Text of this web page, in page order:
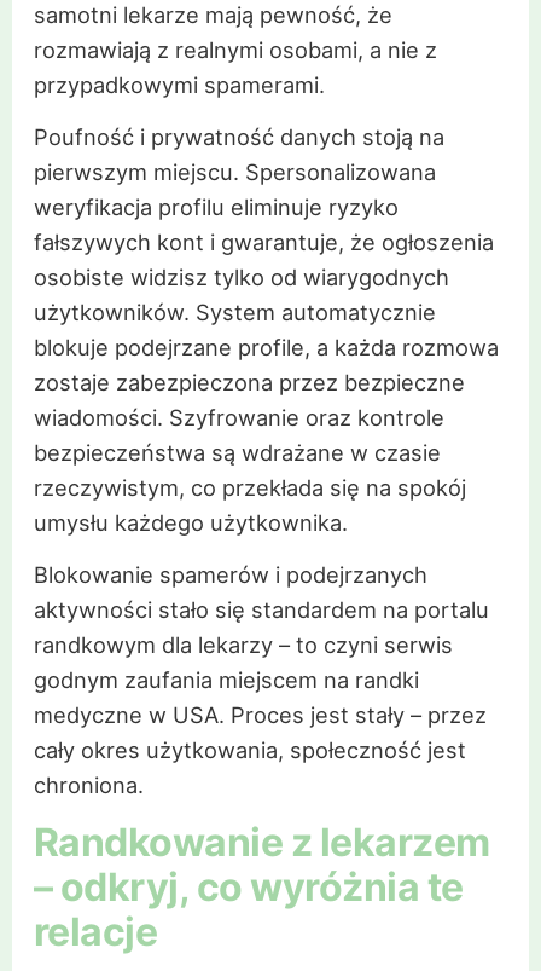
samotni lekarze mają pewność, że
rozmawiają z realnymi osobami, a nie z
przypadkowymi spamerami.
Poufność i prywatność danych stoją na
pierwszym miejscu. Spersonalizowana
weryfikacja profilu eliminuje ryzyko
fałszywych kont i gwarantuje, że ogłoszenia
osobiste widzisz tylko od wiarygodnych
użytkowników. System automatycznie
blokuje podejrzane profile, a każda rozmowa
zostaje zabezpieczona przez bezpieczne
wiadomości. Szyfrowanie oraz kontrole
bezpieczeństwa są wdrażane w czasie
rzeczywistym, co przekłada się na spokój
umysłu każdego użytkownika.
Blokowanie spamerów i podejrzanych
aktywności stało się standardem na portalu
randkowym dla lekarzy – to czyni serwis
godnym zaufania miejscem na randki
medyczne w USA. Proces jest stały – przez
cały okres użytkowania, społeczność jest
chroniona.
Randkowanie z lekarzem
– odkryj, co wyróżnia te
relacje